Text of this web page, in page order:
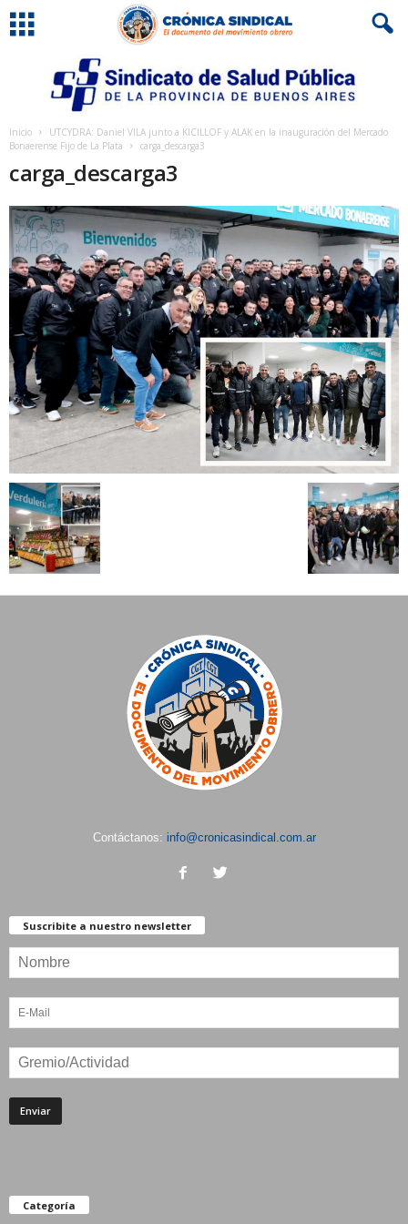
Inicio
UTCYDRA: Daniel VILA junto a KICILLOF y ALAK en la inauguración del Mercado
Bonaerense Fijo de La Plata
carga_descarga3
carga_descarga3
Contáctanos: info@cronicasindical.com.ar
Suscribite a nuestro newsletter
Categoría